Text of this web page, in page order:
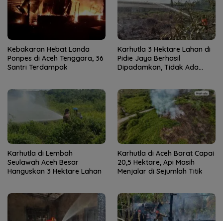
Kebakaran Hebat Landa
Ponpes di Aceh Tenggara, 36
Santri Terdampak
Karhutla 3 Hektare Lahan di
Pidie Jaya Berhasil
Dipadamkan, Tidak Ada
Karhutla di Lembah
Seulawah Aceh Besar
Hanguskan 3 Hektare Lahan
Karhutla di Aceh Barat Capai
20,5 Hektare, Api Masih
Menjalar di Sejumlah Titik